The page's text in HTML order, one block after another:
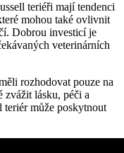
teriéři mají tendenci
mohou také ovlivnit
Dobrou investicí je
veterinárních
rozhodovat pouze na
zvážit lásku, péči a
teriér může poskytnout